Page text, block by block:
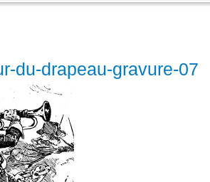
du-drapeau-gravure-07